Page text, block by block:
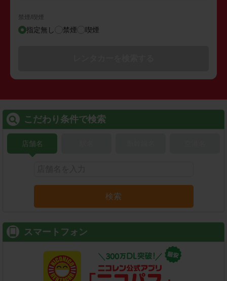
禁煙/喫煙
指定無し 禁煙 喫煙
こだわり条件で検索
店舗名
検索
スマートフォン